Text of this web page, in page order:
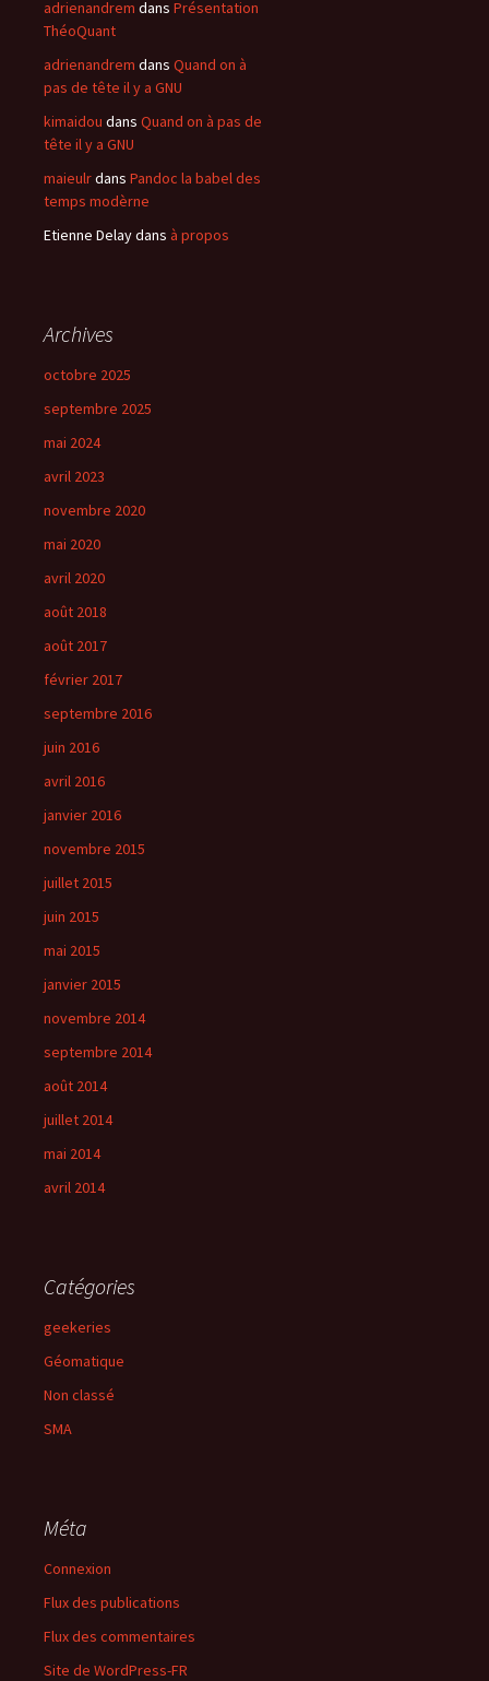
adrienandrem dans Présentation
ThéoQuant
adrienandrem dans Quand on à
pas de tête il y a GNU
kimaidou dans Quand on à pas de
tête il y a GNU
maieulrdans Pandoc la babel des
temps modèrne
Etienne Delaydans à propos
Archives
octobre 2025
septembre 2025
mai 2024
avril 2023
novembre 2020
mai 2020
avril 2020
août 2018
août 2017
février 2017
septembre 2016
juin 2016
avril 2016
janvier 2016
novembre 2015
juillet 2015
juin 2015
mai 2015
janvier 2015
novembre 2014
septembre 2014
août 2014
juillet 2014
mai 2014
avril 2014
Catégories
geekeries
Géomatique
Non classé
SMA
Méta
Connexion
Flux des publications
Flux des commentaires
Site de WordPress-FR